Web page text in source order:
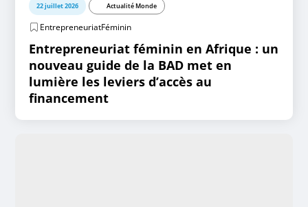
22 juillet 2026 Actualité Monde
EntrepreneuriatFéminin
Entrepreneuriat féminin en Afrique : un
nouveau guide de la BAD met en
lumière les leviers d’accès au
financement